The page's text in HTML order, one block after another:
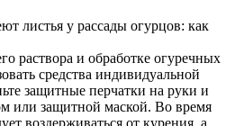
листья у рассады огурцов: как
раствора и обработке огуречных
средства индивидуальной
защитные перчатки на руки и
или защитной маской. Во время
воздерживаться от курения, а